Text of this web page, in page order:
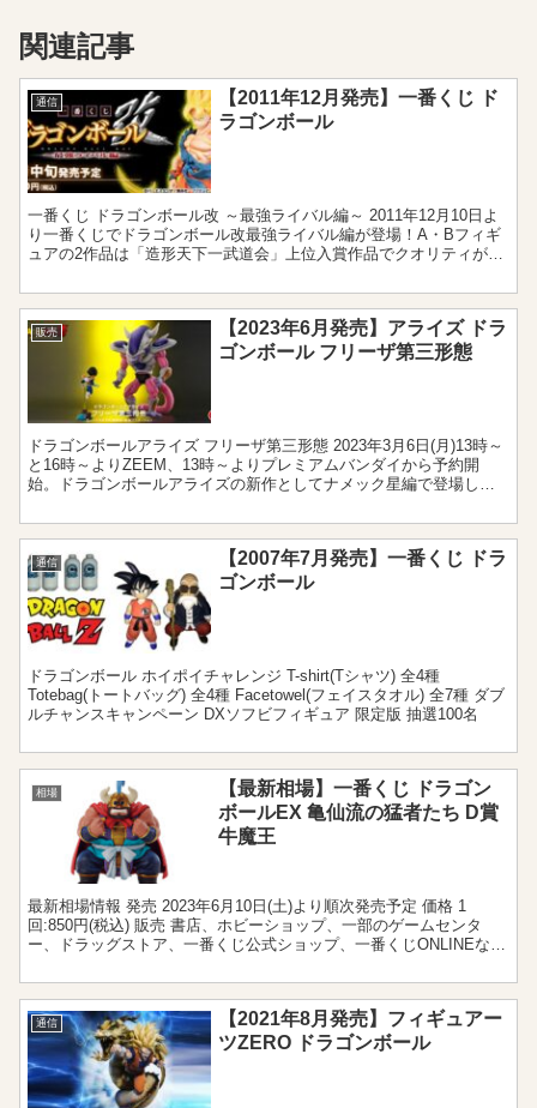
関連記事
通信
【2011年12月発売】一番くじ ド
ラゴンボール
一番くじ ドラゴンボール改 ～最強ライバル編～ 2011年12月10日よ
り一番くじでドラゴンボール改最強ライバル編が登場！A・Bフィギ
ュアの2作品は「造形天下一武道会」上位入賞作品でクオリティが高
販売
【2023年6月発売】アライズ ドラ
ゴンボール フリーザ第三形態
ドラゴンボールアライズ フリーザ第三形態 2023年3月6日(月)13時～
と16時～よりZEEM、13時～よりプレミアムバンダイから予約開
始。ドラゴンボールアライズの新作としてナメック星編で登場した
通信
【2007年7月発売】一番くじ ドラ
ゴンボール
ドラゴンボール ホイポイチャレンジ T-shirt(Tシャツ) 全4種
Totebag(トートバッグ) 全4種 Facetowel(フェイスタオル) 全7種 ダブ
ルチャンスキャンペーン DXソフビフィギュア 限定版 抽選100名
相場
【最新相場】一番くじ ドラゴン
ボールEX 亀仙流の猛者たち D賞
牛魔王
最新相場情報 発売 2023年6月10日(土)より順次発売予定 価格 1
回:850円(税込) 販売 書店、ホビーショップ、一部のゲームセンタ
ー、ドラッグストア、一番くじ公式ショップ、一番くじONLINEなど
通信
【2021年8月発売】フィギュアー
ツZERO ドラゴンボール